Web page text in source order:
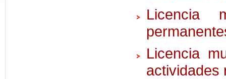
Licencia
Licencia
actividades